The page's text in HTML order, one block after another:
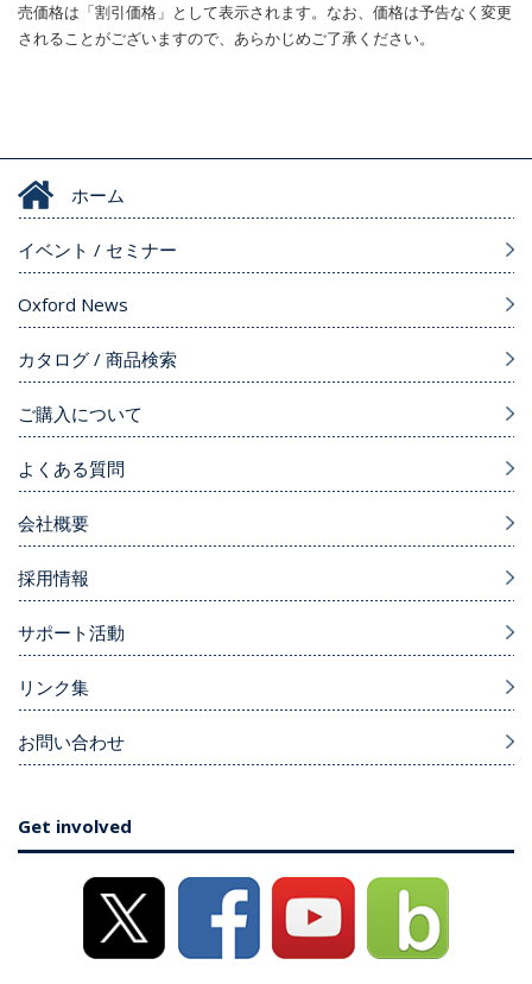
売価格は「割引価格」として表示されます。なお、価格は予告なく変更
されることがございますので、あらかじめご了承ください。
ホーム
イベント / セミナー
Oxford News
カタログ / 商品検索
ご購入について
よくある質問
会社概要
採用情報
サポート活動
リンク集
お問い合わせ
Get involved